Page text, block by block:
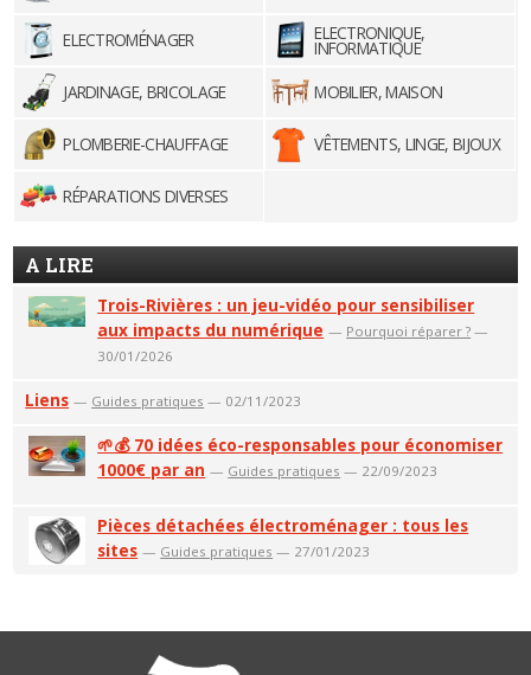
ELECTROMÉNAGER ELECTRONIQUE,
INFORMATIQUE
JARDINAGE, BRICOLAGE
MOBILIER, MAISON
PLOMBERIE-CHAUFFAGE VÊTEMENTS, LINGE, BIJOUX
RÉPARATIONS DIVERSES
A LIRE
Trois-Rivières : un jeu-vidéo pour sensibiliser
aux impacts du numérique — Pourquoi réparer ? —
30/01/2026
Liens — Guides pratiques — 02/11/2023
🌱💰 70 idées éco-responsables pour économiser
1000€ par an — Guides pratiques — 22/09/2023
Pièces détachées électroménager : tous les
sites — Guides pratiques — 27/01/2023